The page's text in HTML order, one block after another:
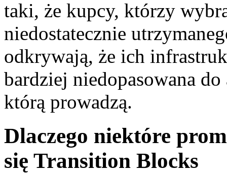
taki, że kupcy, którzy
niedostatecznie
odkrywają, że ich
bardziej niedopasowana
którą prowadzą.
Dlaczego niektóre
się Transition Blocks